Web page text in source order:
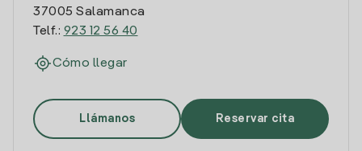
37005 Salamanca
Telf.: 923 12 56 40
Cómo llegar
Llámanos Reservar cita